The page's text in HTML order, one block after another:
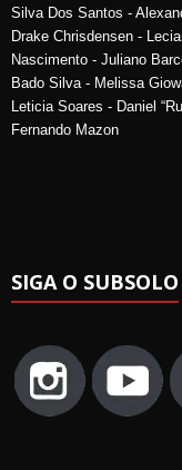
Silva Dos Santos -
Drake Chrisdensen -
Nascimento - Juliano
Bado Silva - Melissa
Leticia Soares - Daniel
Fernando Mazon
SIGA O SUBSOLO